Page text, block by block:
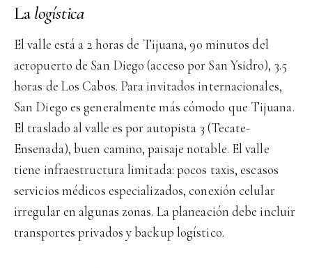
Lalogística
El valle está a 2 horas de Tijuana, 90 minutos del
aeropuerto de San Diego (acceso por San Ysidro), 3.5
horas de Los Cabos. Para invitados internacionales,
San Diego es generalmente más cómodo que Tijuana.
El traslado al valle es por autopista 3 (Tecate-
Ensenada), buen camino, paisaje notable. El valle
tiene infraestructura limitada: pocos taxis, escasos
servicios médicos especializados, conexión celular
irregular en algunas zonas. La planeación debe incluir
transportes privados y backup logístico.